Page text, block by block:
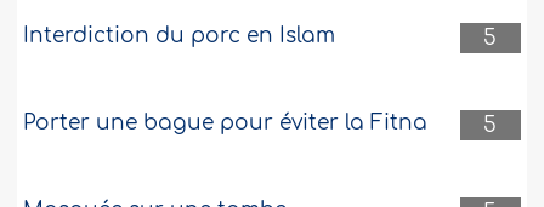
5
Interdiction du porc en Islam
5
Porter une bague pour éviter la Fitna